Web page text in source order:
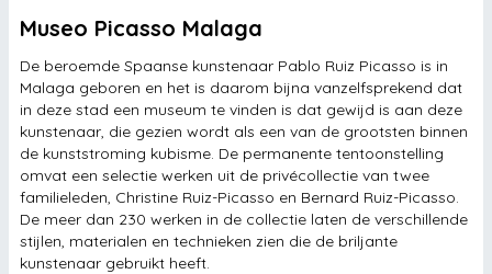
Museo Picasso Malaga
De beroemde Spaanse kunstenaar Pablo Ruiz Picasso is in
Malaga geboren en het is daarom bijna vanzelfsprekend dat
in deze stad een museum te vinden is dat gewijd is aan deze
kunstenaar, die gezien wordt als een van de grootsten binnen
de kunststroming kubisme. De permanente tentoonstelling
omvat een selectie werken uit de privécollectie van twee
familieleden, Christine Ruiz-Picasso en Bernard Ruiz-Picasso.
De meer dan 230 werken in de collectie laten de verschillende
stijlen, materialen en technieken zien die de briljante
kunstenaar gebruikt heeft.